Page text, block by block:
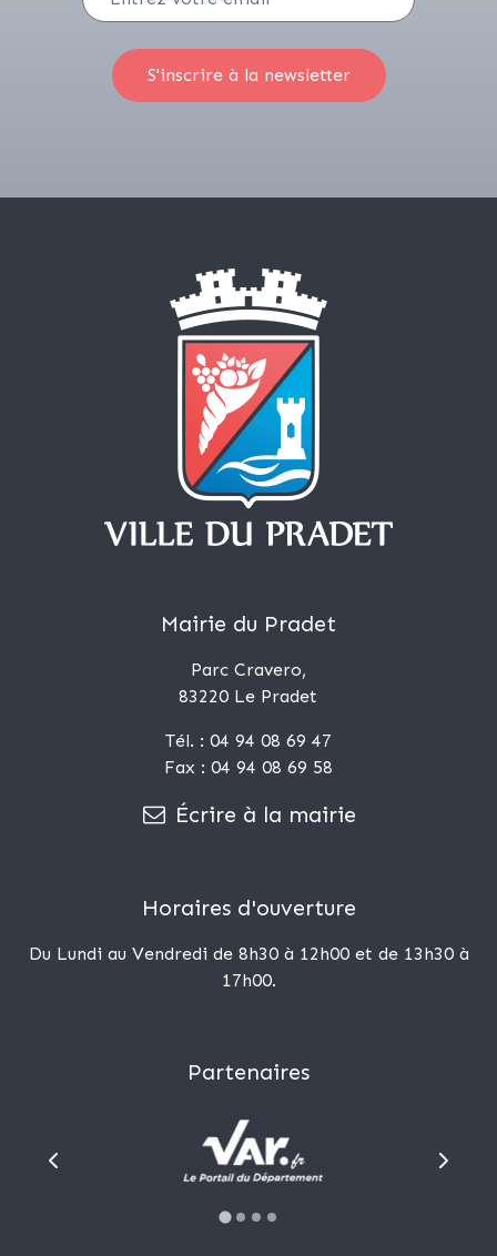
Mairie du Pradet
Parc Cravero,
83220 Le Pradet
Tél. : 04 94 08 69 47
Fax : 04 94 08 69 58
Écrire à la mairie
Horaires d'ouverture
Du Lundi au Vendredi de 8h30 à 12h00 et de 13h30 à
17h00.
Partenaires